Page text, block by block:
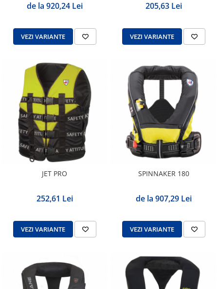
de la 920,24 Lei
VEZI VARIANTE
205,63 Lei
VEZI VARIANTE
JET PRO
252,61 Lei
VEZI VARIANTE
SPINNAKER 180
de la 907,29 Lei
VEZI VARIANTE